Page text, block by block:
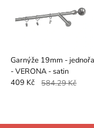
Garnýže 19mm -
- VERONA - satin
409 Kč 584.29 Kč